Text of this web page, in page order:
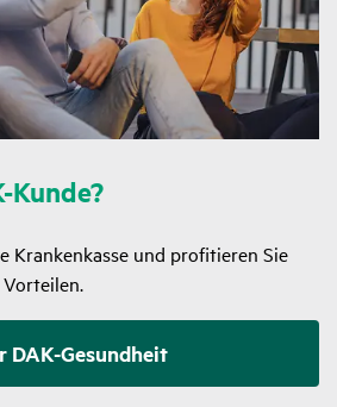
Kunde?
Krankenkasse und profitieren Sie
DAK-Gesundheit